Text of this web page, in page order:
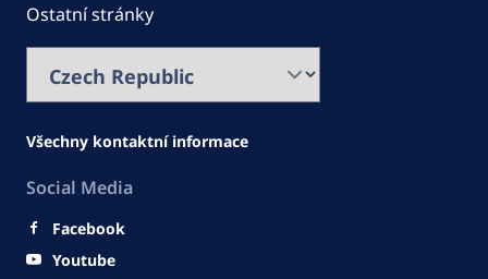
Ostatní stránky
Všechny kontaktní informace
Social Media
Facebook
Youtube